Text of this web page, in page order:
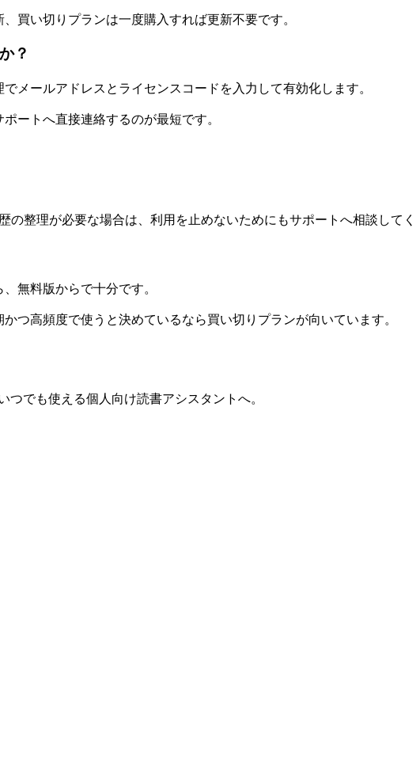
買い切りプランは一度購入すれば更新不要です。
？
メールアドレスとライセンスコードを入力して有効化します。
ートへ直接連絡するのが最短です。
整理が必要な場合は、利用を止めないためにもサポートへ相談してく
無料版からで十分です。
つ高頻度で使うと決めているなら買い切りプランが向いています。
でも使える個人向け読書アシスタントへ。